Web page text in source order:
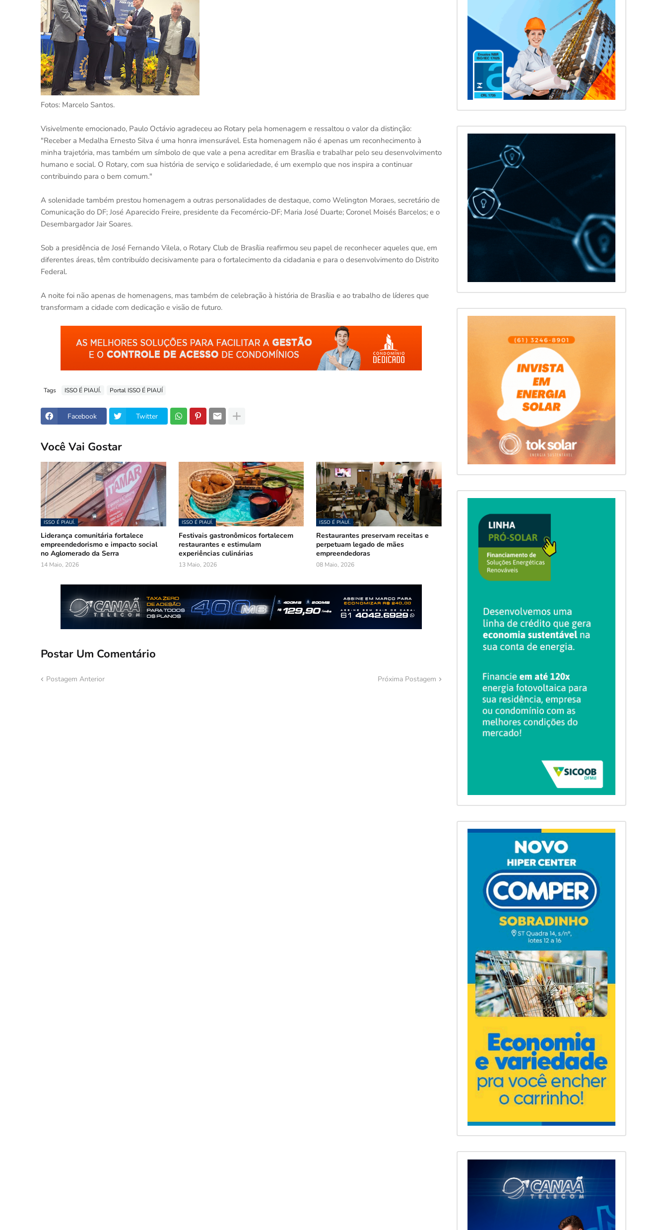
Fotos: Marcelo Santos.
Visivelmente emocionado, Paulo Octávio agradeceu ao Rotary pela homenagem e ressaltou o valor da distinção:
"Receber a Medalha Ernesto Silva é uma honra imensurável. Esta homenagem não é apenas um reconhecimento à
minha trajetória, mas também um símbolo de que vale a pena acreditar em Brasília e trabalhar pelo seu desenvolvimento
humano e social. O Rotary, com sua história de serviço e solidariedade, é um exemplo que nos inspira a continuar
contribuindo para o bem comum."
A solenidade também prestou homenagem a outras personalidades de destaque, como Welington Moraes, secretário de
Comunicação do DF; José Aparecido Freire, presidente da Fecomércio-DF; Maria José Duarte; Coronel Moisés Barcelos; e o
Desembargador Jair Soares.
Sob a presidência de José Fernando Vilela, o Rotary Club de Brasília reafirmou seu papel de reconhecer aqueles que, em
diferentes áreas, têm contribuído decisivamente para o fortalecimento da cidadania e para o desenvolvimento do Distrito
Federal.
A noite foi não apenas de homenagens, mas também de celebração à história de Brasília e ao trabalho de líderes que
transformam a cidade com dedicação e visão de futuro.
Tags ISSO É PIAUÍ. Portal ISSO É PIAUÍ
Facebook Twitter
Você Vai Gostar
ISSO É PIAUÍ.
Liderança comunitária fortalece
empreendedorismo e impacto social
no Aglomerado da Serra
14 Maio, 2026
ISSO É PIAUÍ.
Festivais gastronômicos fortalecem
restaurantes e estimulam
experiências culinárias
13 Maio, 2026
ISSO É PIAUÍ.
Restaurantes preservam receitas e
perpetuam legado de mães
empreendedoras
08 Maio, 2026
Postar Um Comentário
Postagem Anterior Próxima Postagem